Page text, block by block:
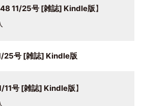
11/25号 [雑誌] Kindle版】
11号 [雑誌] Kindle版】